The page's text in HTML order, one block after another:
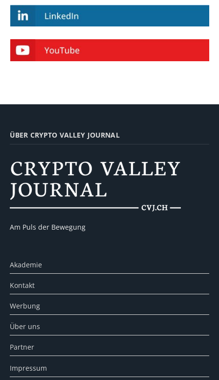
ÜBER CRYPTO VALLEY JOURNAL
Am Puls der Bewegung
Akademie
Kontakt
Werbung
Über uns
Partner
Impressum